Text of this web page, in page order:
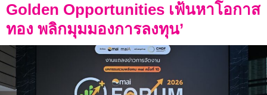
Golden Opportunities เฟ้นหาโอกาส
ทอง พลิกมุมมองการลงทุน’